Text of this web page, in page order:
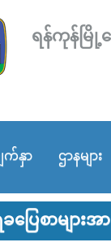
ရန်ကုန်မြို့
က်နှာ ဌာနများ
ပြေစာများ